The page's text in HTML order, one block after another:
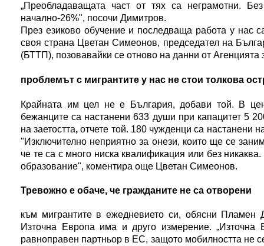
„Преобладаващата част от тях са неграмотни.
начално-26%", посочи Димитров.
През езиково обучение и последваща работа у нас
своя страна Цветан Симеонов, председател на
(БТТП), позовавайки се отново на данни от
проблемът с мигрантите у нас не стои толкова
Крайната им цел не е България, добави той. В
бежанците са настанени 633 души при капацитет 5
на заетостта, отчете той. 180 чужденци са настанени
"Изключително неприятно за онези, които ще се
че те са с много ниска квалификация или без
образование", коментира още Цветан Симеонов.
Тревожно е обаче, че гражданите не са отворени
към мигрантите в ежедневието си, обясни Пламен
Източна Европа има и друго измерение.
равноправен партньор в ЕС, защото мобилността не